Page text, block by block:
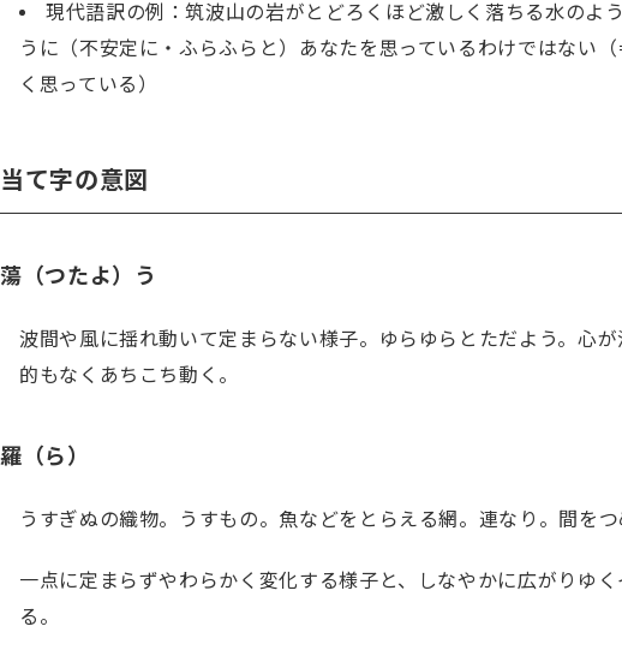
現代語訳の例：筑波山の岩がとどろくほど激しく落ちる水のよ
うに（不安定に・ふらふらと）あなたを思っているわけではない
く思っている）
当て字の意図
蕩（つたよ）う
波間や風に揺れ動いて定まらない様子。ゆらゆらとただよう。心
的もなくあちこち動く。
羅（ら）
うすぎぬの織物。うすもの。魚などをとらえる網。連なり。間をつ
一点に定まらずやわらかく変化する様子と、しなやかに広がりゆ
る。